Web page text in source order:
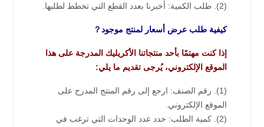
(2). طلب الكمية: أخبرنا بعدد القطع التي تخطط لطلبها.
كيفية طلب عرض أسعار لمنتج موجود？
إذا كنت مهتمًا بأحد منتجاتنا الأكريليك المدرجة على هذا
الموقع الإلكتروني، يُرجى تقديم ما يلي:
(1). رقم الصنف: ارجع إلى رقم المنتج المدرج على
الموقع الإلكتروني.
(2). كمية الطلب: حدد عدد الوحدات التي ترغب في